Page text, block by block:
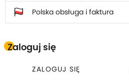
Zaloguj się
ZALOGUJ SIĘ
Polska obsługa i faktura